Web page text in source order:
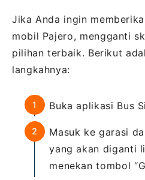
Jika Anda ingin
mobil Pajero, mengganti
pilihan terbaik. Berikut
langkahnya:
Buka aplikasi Bus
Masuk ke garasi
yang akan diganti
menekan tombol